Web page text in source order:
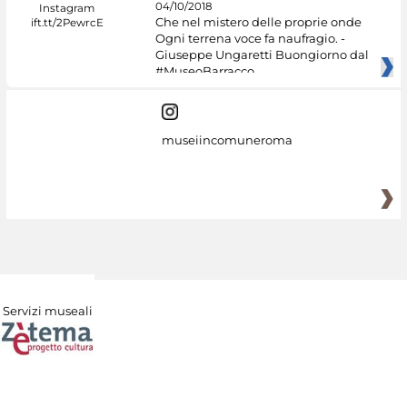
04/10/2018
Che nel mistero delle proprie onde
Ogni terrena voce fa naufragio. -
Giuseppe Ungaretti Buongiorno dal
#MuseoBarracco
museiincomuneroma
Servizi museali